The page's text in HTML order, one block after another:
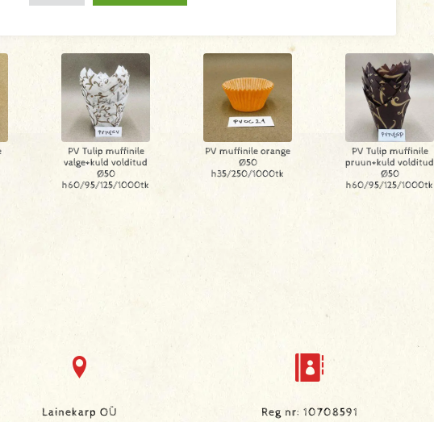
PV Tulip muffinile
valge+kuld volditud
Ø50
h60/95/125/1000tk
PV muffinile orange
Ø50
h35/250/1000tk
PV Tulip muffinile
pruun+kuld volditud
Ø50
h60/95/125/1000tk
Lainekarp OÜ Reg nr: 10708591